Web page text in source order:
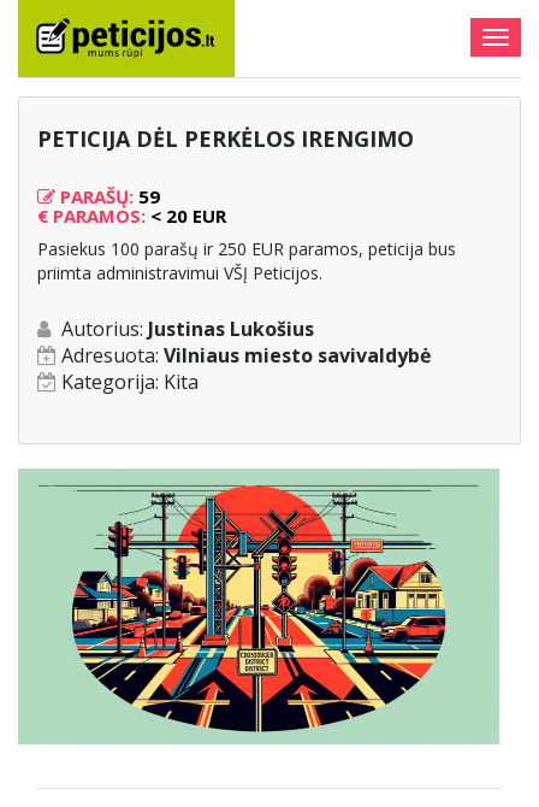
PETICIJA DĖL PERKĖLOS IRENGIMO
PARAŠŲ: 59
€ PARAMOS: < 20 EUR
Pasiekus 100 parašų ir 250 EUR paramos, peticija bus
priimta administravimui VŠĮ Peticijos.
Autorius: Justinas Lukošius
Adresuota: Vilniaus miesto savivaldybė
Kategorija: Kita